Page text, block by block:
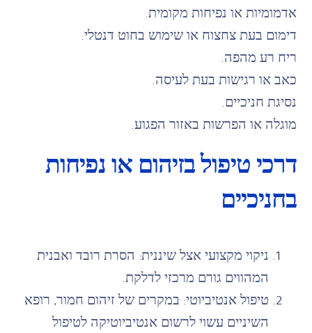
אדמומיות או נפיחות מקומית.
דימום בעת צחצוח או שימוש בחוט דנטלי.
ריח רע מהפה.
כאב או רגישות בעת לעיסה.
נסיגת חניכיים.
מוגלה או הפרשות באזור הפגוע.
דרכי טיפול בזיהום או נפיחות
בחניכיים
ניקוי מקצועי אצל שיננית: הסרת רובד ואבנית
המהווים גורם מרכזי לדלקת.
טיפול אנטיביוטי: במקרים של זיהום חמור, רופא
השיניים עשוי לרשום אנטיביוטיקה לטיפול